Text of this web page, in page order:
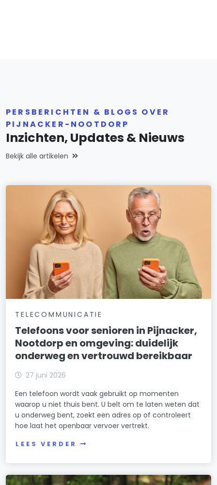
PERSBERICHTEN & BLOGS OVER
PIJNACKER-NOOTDORP
Inzichten, Updates & Nieuws
Bekijk alle artikelen
TELECOMMUNICATIE
Telefoons voor senioren in Pijnacker,
Nootdorp en omgeving: duidelijk
onderweg en vertrouwd bereikbaar
27 juni 2026
Een telefoon wordt vaak gebruikt op momenten
waarop u niet thuis bent. U belt om te laten weten dat
u onderweg bent, zoekt een adres op of controleert
hoe laat het openbaar vervoer vertrekt.
LEES VERDER